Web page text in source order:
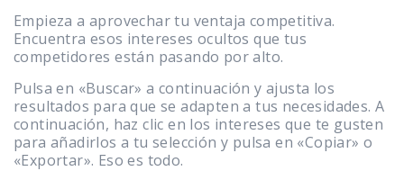
Empieza a aprovechar tu ventaja competitiva.
Encuentra esos intereses ocultos que tus
competidores están pasando por alto.
Pulsa en «Buscar» a continuación y ajusta los
resultados para que se adapten a tus necesidades. A
continuación, haz clic en los intereses que te gusten
para añadirlos a tu selección y pulsa en «Copiar» o
«Exportar». Eso es todo.